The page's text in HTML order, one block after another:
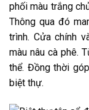
phối màu trắng
Thông qua đó
trình. Cửa chính
màu nâu cà phê.
thể. Đồng thời
biệt thự.